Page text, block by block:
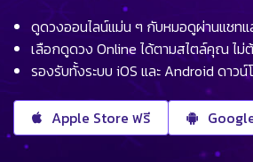
ดูดวงออนไลน์แม่น ๆ กับหมอดูผ่านแชทแ
เลือกดูดวง Online ได้ตามสไตล์คุณ ไม่
รองรับทั้งระบบ iOS และ Android ดาวน์
Apple Store ฟรี